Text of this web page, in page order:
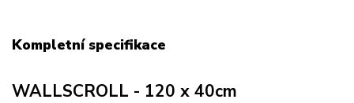
Kompletní specifikace
WALLSCROLL - 120 x 40cm